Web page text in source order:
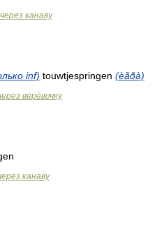
канаву
inf) touwtjespringen (èãðà)
верёвочку
канаву